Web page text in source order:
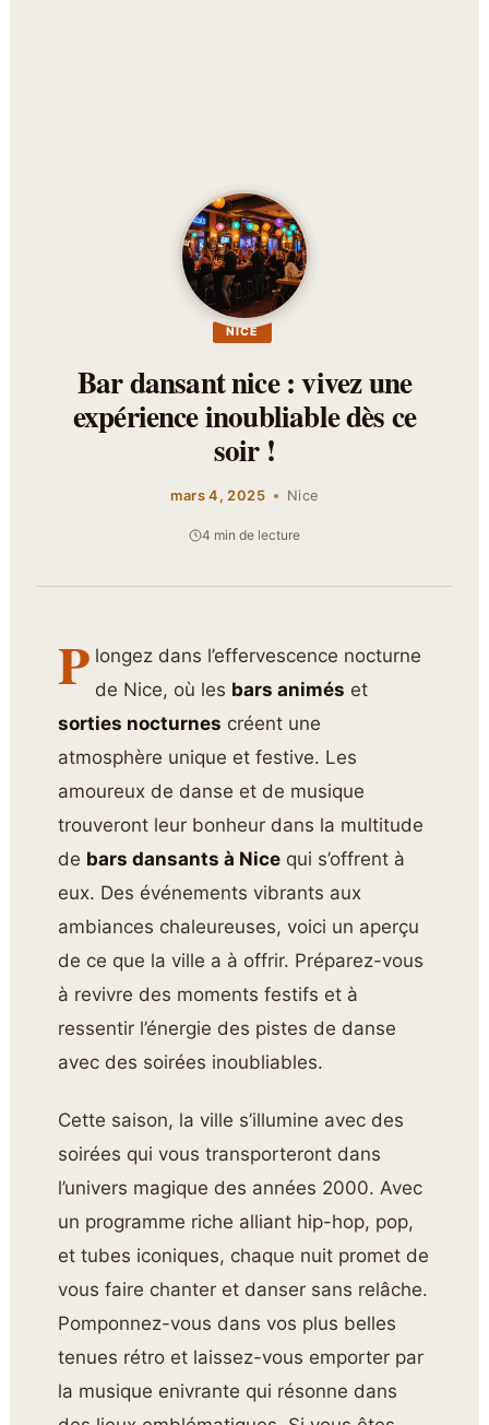
NICE
Bar dansant nice : vivez une
expérience inoubliable dès ce
soir !
mars 4, 2025 Nice
4 min de lecture
P longez dans l’effervescence nocturne
de Nice, où les bars animés et
sorties nocturnes créent une
atmosphère unique et festive. Les
amoureux de danse et de musique
trouveront leur bonheur dans la multitude
de bars dansants à Nice qui s’offrent à
eux. Des événements vibrants aux
ambiances chaleureuses, voici un aperçu
de ce que la ville a à offrir. Préparez-vous
à revivre des moments festifs et à
ressentir l’énergie des pistes de danse
avec des soirées inoubliables.
Cette saison, la ville s’illumine avec des
soirées qui vous transporteront dans
l’univers magique des années 2000. Avec
un programme riche alliant hip-hop, pop,
et tubes iconiques, chaque nuit promet de
vous faire chanter et danser sans relâche.
Pomponnez-vous dans vos plus belles
tenues rétro et laissez-vous emporter par
la musique enivrante qui résonne dans